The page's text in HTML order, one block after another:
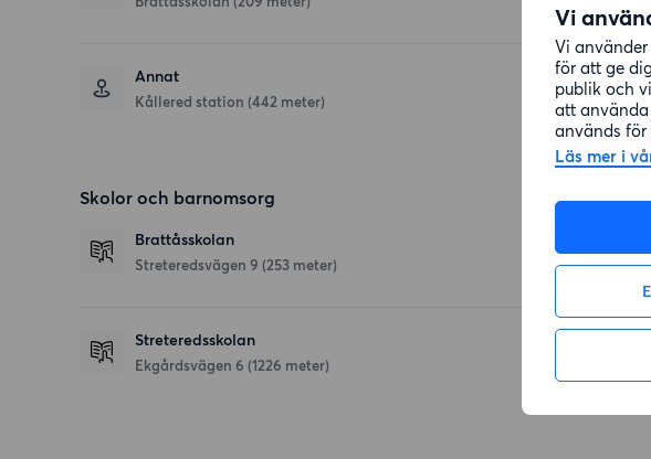
Vi
Vi
för att ge
publik och
att
används för
Läs mer i
Annat
Kållered station (442 meter)
Skolor och barnomsorg
Brattåsskolan
Streteredsvägen 9 (253 meter)
Streteredsskolan
Ekgårdsvägen 6 (1226 meter)